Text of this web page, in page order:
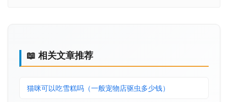
📖 相关文章推荐
猫咪可以吃雪糕吗（一般宠物店驱虫多少钱）